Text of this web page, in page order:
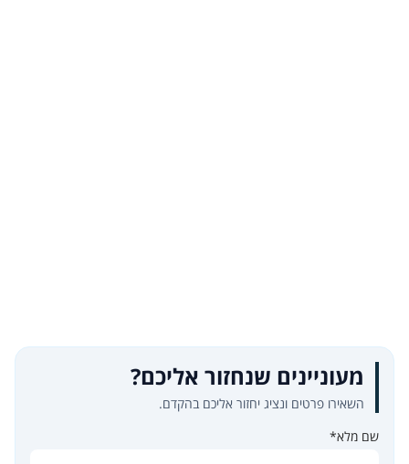
מעוניינים שנחזור אליכם?
השאירו פרטים ונציג יחזור אליכם בהקדם.
שם מלא*